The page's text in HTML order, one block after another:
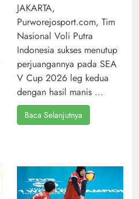
JAKARTA,
Purworejosport.com, Tim
Nasional Voli Putra
Indonesia sukses menutup
perjuangannya pada SEA
V Cup 2026 leg kedua
dengan hasil manis ...
Baca Selanjutnya